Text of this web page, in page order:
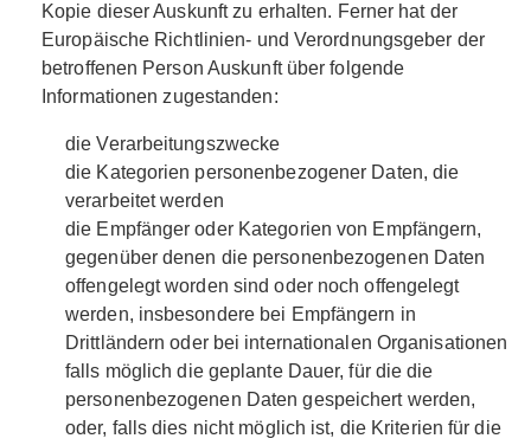
Kopie dieser Auskunft zu erhalten. Ferner hat der
Europäische Richtlinien- und Verordnungsgeber der
betroffenen Person Auskunft über folgende
Informationen zugestanden:
die Verarbeitungszwecke
die Kategorien personenbezogener Daten, die
verarbeitet werden
die Empfänger oder Kategorien von Empfängern,
gegenüber denen die personenbezogenen Daten
offengelegt worden sind oder noch offengelegt
werden, insbesondere bei Empfängern in
Drittländern oder bei internationalen Organisationen
falls möglich die geplante Dauer, für die die
personenbezogenen Daten gespeichert werden,
oder, falls dies nicht möglich ist, die Kriterien für die